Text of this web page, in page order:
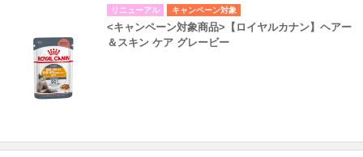
リニューアル キャンペーン対象
<キャンペーン対象商品>【ロイヤルカナン】ヘアー
＆スキン ケア グレービー